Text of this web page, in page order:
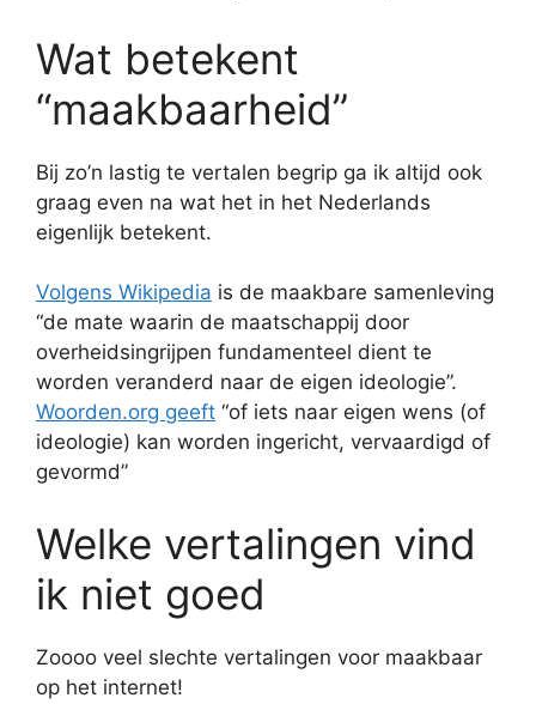
Wat betekent
“maakbaarheid”
Bij zo’n lastig te vertalen begrip ga ik altijd ook
graag even na wat het in het Nederlands
eigenlijk betekent.
Volgens Wikipedia is de maakbare samenleving
“de mate waarin de maatschappij door
overheidsingrijpen fundamenteel dient te
worden veranderd naar de eigen ideologie”.
Woorden.org geeft “of iets naar eigen wens (of
ideologie) kan worden ingericht, vervaardigd of
gevormd”
Welke vertalingen vind
ik niet goed
Zoooo veel slechte vertalingen voor maakbaar
op het internet!